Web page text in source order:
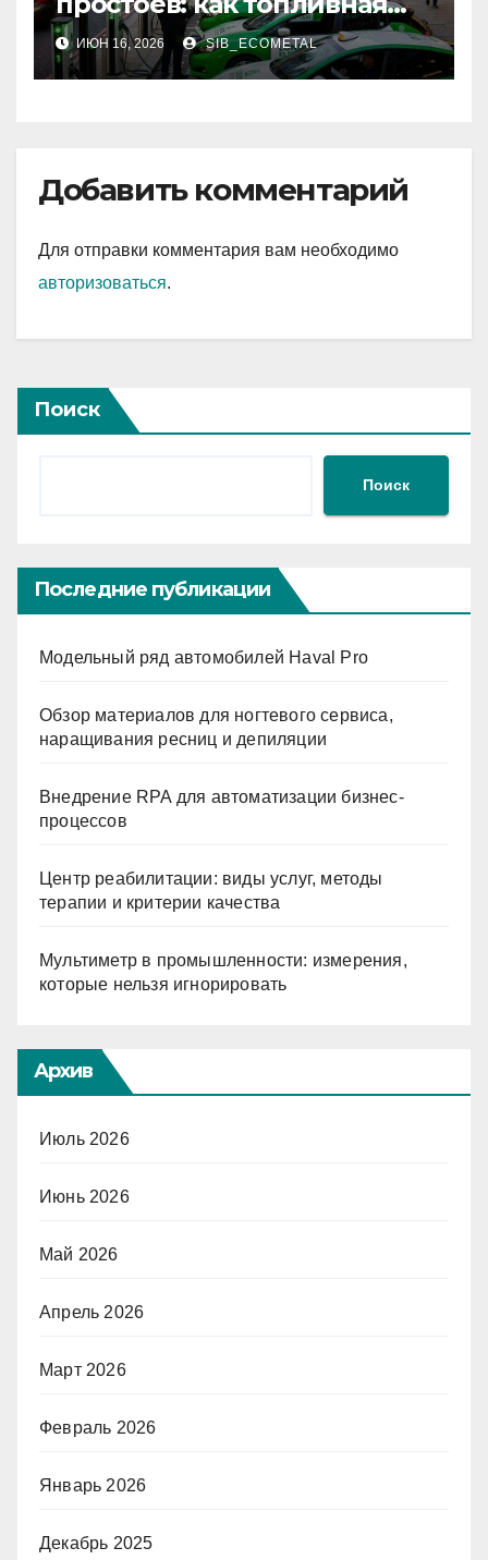
программа помогает
зарабатывать больше
ИЮН 16, 2026 SIB_ECOMETAL
Добавить комментарий
Для отправки комментария вам необходимо
авторизоваться.
Поиск
Поиск
Последние публикации
Модельный ряд автомобилей Haval Pro
Обзор материалов для ногтевого сервиса,
наращивания ресниц и депиляции
Внедрение RPA для автоматизации бизнес-
процессов
Центр реабилитации: виды услуг, методы
терапии и критерии качества
Мультиметр в промышленности: измерения,
которые нельзя игнорировать
Архив
Июль 2026
Июнь 2026
Май 2026
Апрель 2026
Март 2026
Февраль 2026
Январь 2026
Декабрь 2025